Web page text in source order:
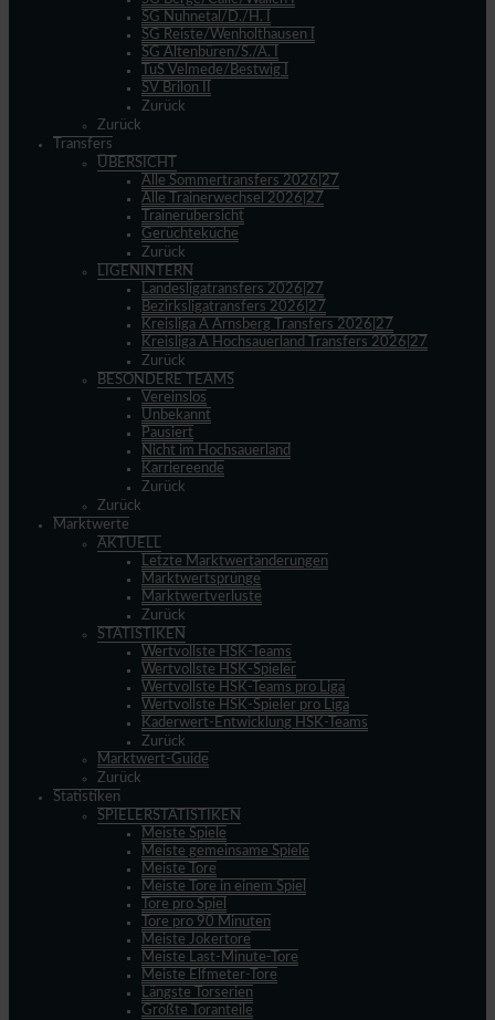
SG Nuhnetal/D./H. I
SG Reiste/Wenholthausen I
SG Altenbüren/S./A. I
TuS Velmede/Bestwig I
SV Brilon II
Zurück
Zurück
Transfers
ÜBERSICHT
Alle Sommertransfers 2026|27
Alle Trainerwechsel 2026|27
Trainerübersicht
Gerüchteküche
Zurück
LIGENINTERN
Landesligatransfers 2026|27
Bezirksligatransfers 2026|27
Kreisliga A Arnsberg Transfers 2026|27
Kreisliga A Hochsauerland Transfers 2026|27
Zurück
BESONDERE TEAMS
Vereinslos
Unbekannt
Pausiert
Nicht im Hochsauerland
Karriereende
Zurück
Zurück
Marktwerte
AKTUELL
Letzte Marktwertänderungen
Marktwertsprünge
Marktwertverluste
Zurück
STATISTIKEN
Wertvollste HSK-Teams
Wertvollste HSK-Spieler
Wertvollste HSK-Teams pro Liga
Wertvollste HSK-Spieler pro Liga
Kaderwert-Entwicklung HSK-Teams
Zurück
Marktwert-Guide
Zurück
Statistiken
SPIELERSTATISTIKEN
Meiste Spiele
Meiste gemeinsame Spiele
Meiste Tore
Meiste Tore in einem Spiel
Tore pro Spiel
Tore pro 90 Minuten
Meiste Jokertore
Meiste Last-Minute-Tore
Meiste Elfmeter-Tore
Längste Torserien
Größte Toranteile